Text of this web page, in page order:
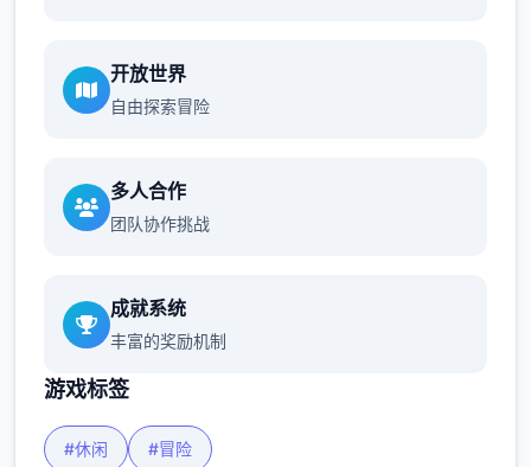
开放世界
自由探索冒险
多人合作
团队协作挑战
成就系统
丰富的奖励机制
游戏标签
#休闲 #冒险